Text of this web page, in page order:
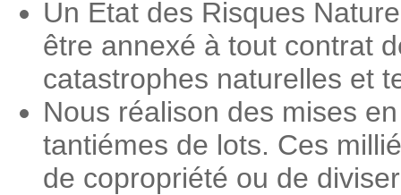
Un Etat des Risques
être annexé à tout contrat
catastrophes naturelles et
Nous réalison des mises
tantiémes de lots. Ces
de copropriété ou de